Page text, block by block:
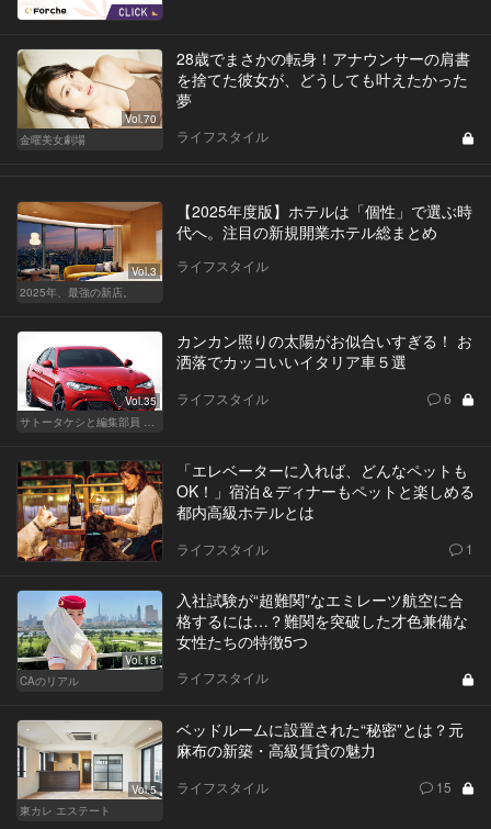
Vol.70
金曜美女劇場
28歳でまさかの転身！アナウンサーの肩書
を捨てた彼女が、どうしても叶えたかった
夢
ライフスタイル
Vol.3
2025年、最強の新店。
【2025年度版】ホテルは「個性」で選ぶ時
代へ。注目の新規開業ホテル総まとめ
ライフスタイル
Vol.35
サトータケシと編集部員 船山の"CAR GENTSへの道"
カンカン照りの太陽がお似合いすぎる！ お
洒落でカッコいいイタリア車５選
ライフスタイル 6
「エレベーターに入れば、どんなペットも
OK！」宿泊＆ディナーもペットと楽しめる
都内高級ホテルとは
ライフスタイル 1
Vol.18
CAのリアル
入社試験が“超難関”なエミレーツ航空に合
格するには…？難関を突破した才色兼備な
女性たちの特徴5つ
ライフスタイル
Vol.5
東カレ エステート
ベッドルームに設置された“秘密”とは？元
麻布の新築・高級賃貸の魅力
ライフスタイル 15